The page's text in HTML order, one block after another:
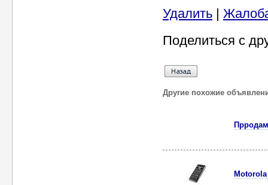
Удалить |
Поделиться с
Другие похожие